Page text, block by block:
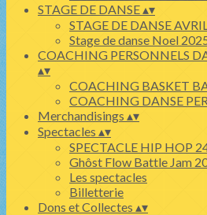
STAGE DE DANSE▴▾
STAGE DE DANSE
Stage de danse Noel
COACHING PERSONNELS
▴▾
COACHING BASKET
COACHING DANSE
Merchandisings ▴▾
Spectacles ▴▾
SPECTACLE HIP HOP
Ghôst Flow Battle Jam
Les spectacles
Billetterie
Dons et Collectes ▴▾